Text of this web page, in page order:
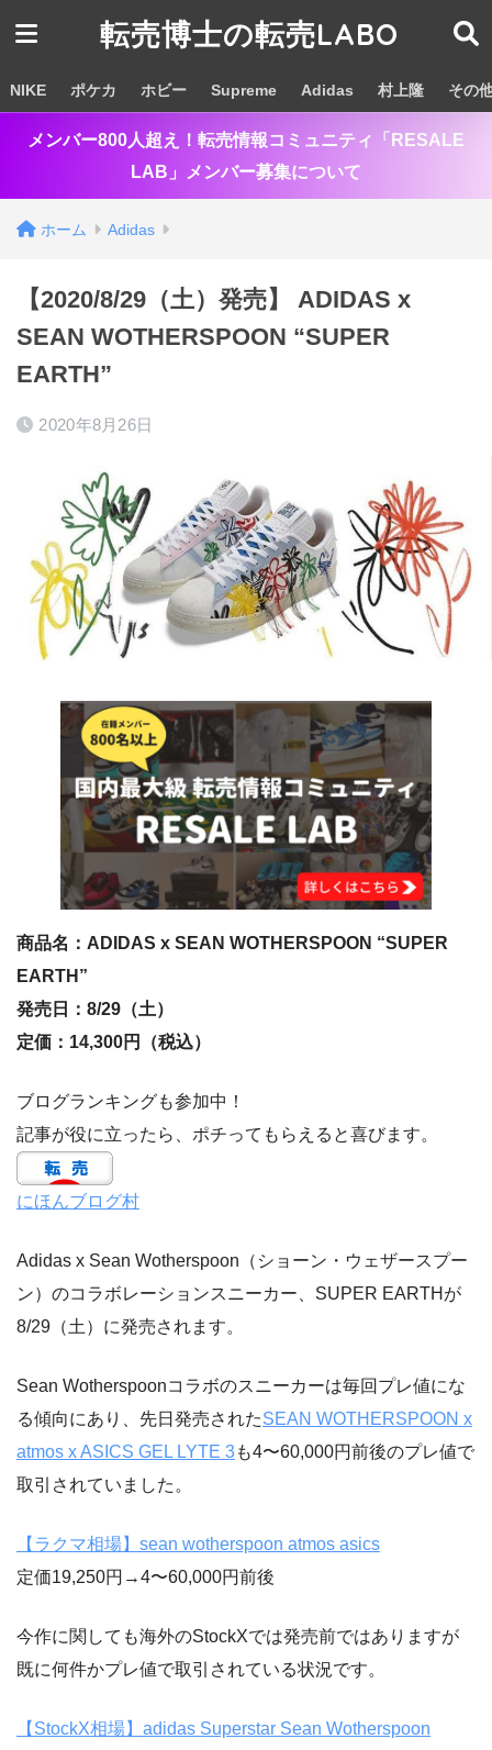
転売博士の転売LABO
NIKE ポケカ ホビー Supreme Adidas 村上隆 その
メンバー800人超え！転売情報コミュニティ「RESALE
LAB」メンバー募集について
ホーム Adidas
【2020/8/29（土）発売】 ADIDAS x
SEAN WOTHERSPOON “SUPER
EARTH”
2020年8月26日
商品名：ADIDAS x SEAN WOTHERSPOON “SUPER
EARTH”
発売日：8/29（土）
定価：14,300円（税込）
ブログランキングも参加中！
記事が役に立ったら、ポチってもらえると喜びます。
にほんブログ村
Adidas x Sean Wotherspoon（ショーン・ウェザースプー
ン）のコラボレーションスニーカー、SUPER EARTHが
8/29（土）に発売されます。
Sean Wotherspoonコラボのスニーカーは毎回プレ値にな
る傾向にあり、先日発売されたSEAN WOTHERSPOON x
atmos x ASICS GEL LYTE 3も4〜60,000円前後のプレ値で
取引されていました。
【ラクマ相場】sean wotherspoon atmos asics
定価19,250円→4〜60,000円前後
今作に関しても海外のStockXでは発売前ではありますが
既に何件かプレ値で取引されている状況です。
【StockX相場】adidas Superstar Sean Wotherspoon